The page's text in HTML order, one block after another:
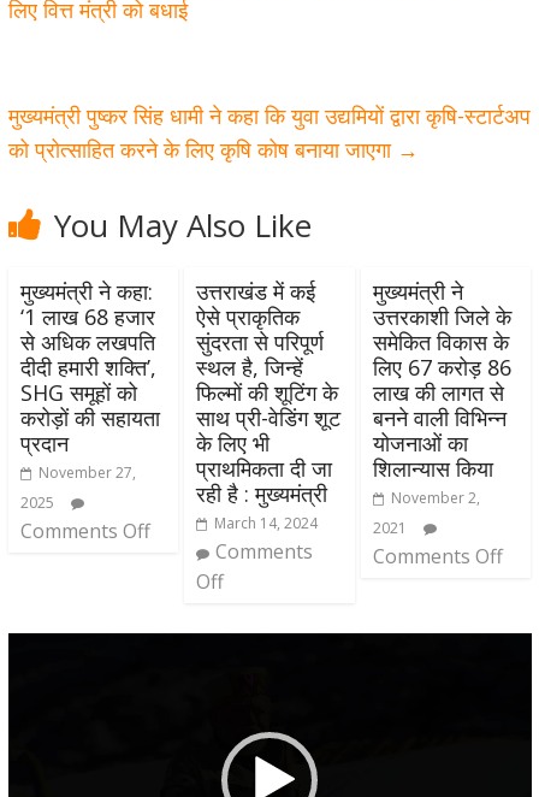
लिए वित्त मंत्री को बधाई
मुख्यमंत्री पुष्कर सिंह धामी ने कहा कि युवा उद्यमियों द्वारा कृषि-स्टार्टअप
को प्रोत्साहित करने के लिए कृषि कोष बनाया जाएगा →
You May Also Like
मुख्यमंत्री ने कहा:
‘1 लाख 68 हजार
से अधिक लखपति
दीदी हमारी शक्ति’,
SHG समूहों को
करोड़ों की सहायता
प्रदान
November 27,
2025
Comments Off
उत्तराखंड में कई
ऐसे प्राकृतिक
सुंदरता से परिपूर्ण
स्थल है, जिन्हें
फिल्मों की शूटिंग के
साथ प्री-वेडिंग शूट
के लिए भी
प्राथमिकता दी जा
रही है : मुख्यमंत्री
March 14, 2024
Comments
Off
मुख्यमंत्री ने
उत्तरकाशी जिले के
समेकित विकास के
लिए 67 करोड़ 86
लाख की लागत से
बनने वाली विभिन्न
योजनाओं का
शिलान्यास किया
November 2,
2021
Comments Off